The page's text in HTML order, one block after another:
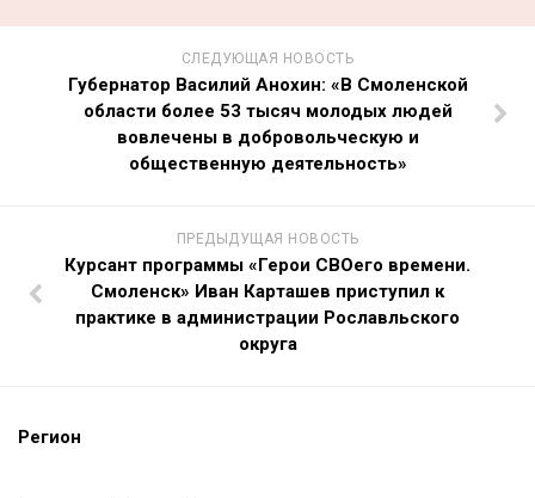
СЛЕДУЮЩАЯ НОВОСТЬ
Губернатор Василий Анохин: «В Смоленской
области более 53 тысяч молодых людей
вовлечены в добровольческую и
общественную деятельность»
ПРЕДЫДУЩАЯ НОВОСТЬ
Курсант программы «Герои СВОего времени.
Смоленск» Иван Карташев приступил к
практике в администрации Рославльского
округа
Регион